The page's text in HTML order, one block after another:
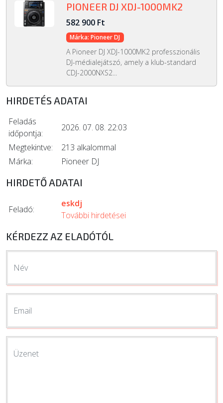
PIONEER DJ XDJ-1000MK2
582 900 Ft
Márka: Pioneer DJ
A Pioneer DJ XDJ-1000MK2 professzionális
DJ-médialejátszó, amely a klub-standard
CDJ-2000NXS2...
HIRDETÉS ADATAI
Feladás
időpontja:
2026. 07. 08. 22:03
Megtekintve:
213 alkalommal
Márka:
Pioneer DJ
HIRDETŐ ADATAI
Feladó:
eskdj
További hirdetései
KÉRDEZZ AZ ELADÓTÓL
Név
Email
Üzenet